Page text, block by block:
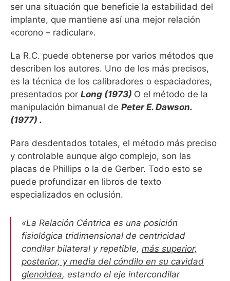
ser una situación que beneficie la estabilidad del
implante, que mantiene así una mejor relación
«corono – radicular».
La R.C. puede obtenerse por varios métodos que
describen los autores. Uno de los más precisos,
es la técnica de los calibradores o espaciadores,
presentados por Long (1973) O el método de la
manipulación bimanual de Peter E. Dawson.
(1977) .
Para desdentados totales, el método más preciso
y controlable aunque algo complejo, son las
placas de Phillips o la de Gerber. Todo esto se
puede profundizar en libros de texto
especializados en oclusión.
«La Relación Céntrica es una posición
fisiológica tridimensional de centricidad
condilar bilateral y repetible, más superior,
posterior, y media del cóndilo en su cavidad
glenoidea, estando el eje intercondilar